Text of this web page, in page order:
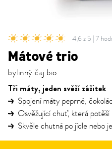
4,6 z 5 | 7
Mátové trio
bylinný čaj bio
Tři máty, jeden svěží zážitek
Spojení máty peprné,
Osvěžující chuť, která
Skvěle chutná po jídle nebo